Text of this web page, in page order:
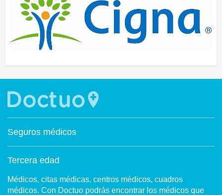
Seguros médicos
Tercera edad
Médicos, citas médicas, centros médicos, cuadros
médicos. Con Doctuo podrás encontrar los médicos que